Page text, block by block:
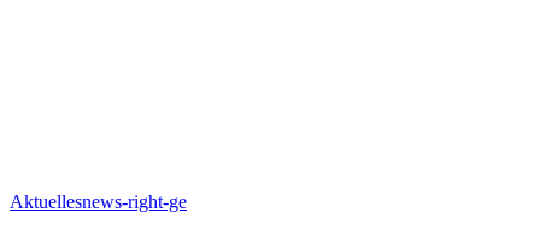
Aktuellesnews-right-ge